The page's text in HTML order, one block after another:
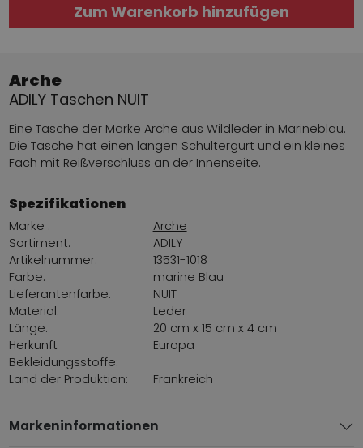
Zum Warenkorb hinzufügen
Arche
ADILY Taschen NUIT
Eine Tasche der Marke Arche aus Wildleder in Marineblau.
Die Tasche hat einen langen Schultergurt und ein kleines
Fach mit Reißverschluss an der Innenseite.
Spezifikationen
Marke :
Arche
Sortiment:
ADILY
Artikelnummer:
13531-1018
Farbe:
marine Blau
Lieferantenfarbe:
NUIT
Material:
Leder
Länge:
20 cm x 15 cm x 4 cm
Herkunft
Bekleidungsstoffe:
Europa
Land der Produktion: Frankreich
Markeninformationen